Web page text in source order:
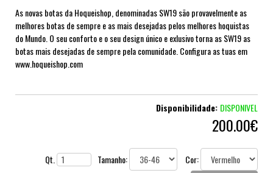
As novas botas da Hoqueishop, denominadas SW19 são provavelmente as
melhores botas de sempre e as mais desejadas pelos melhores hoquistas
do Mundo. O seu conforto e o seu design único e exlusivo torna as SW19 as
botas mais desejadas de sempre pela comunidade. Configura as tuas em
www.hoqueishop.com
Disponibilidade: DISPONIVEL
200.00€
Qt. Tamanho:
Cor: